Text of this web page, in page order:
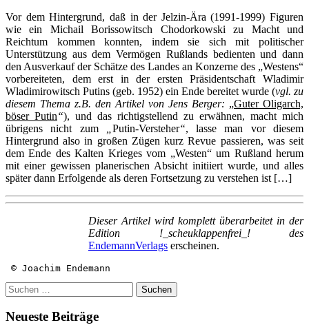
Vor dem Hintergrund, daß in der Jelzin-Ära (1991-1999) Figuren
wie ein Michail Borissowitsch Chodorkowski zu Macht und
Reichtum kommen konnten, indem sie sich mit politischer
Unterstützung aus dem Vermögen Rußlands bedienten und dann
den Ausverkauf der Schätze des Landes an Konzerne des „Westens“
vorbereiteten, dem erst in der ersten Präsidentschaft Wladimir
Wladimirowitsch Putins (geb. 1952) ein Ende bereitet wurde (vgl. zu
diesem Thema z.B. den Artikel von Jens Berger: „Guter Oligarch,
böser Putin“), und das richtigstellend zu erwähnen, macht mich
übrigens nicht zum
Putin-Versteher“, lasse man vor diesem
Hintergrund also in großen Zügen kurz Revue passieren, was seit
dem Ende des Kalten Krieges vom „Westen“ um Rußland herum
mit einer gewissen planerischen Absicht initiiert wurde, und alles
später dann Erfolgende als deren Fortsetzung zu verstehen ist […]
Dieser Artikel wird komplett überarbeitet in der
Edition !_scheuklappenfrei_! des
EndemannVerlags erscheinen.
© Joachim Endemann
Suchen
nach:
Neueste Beiträge